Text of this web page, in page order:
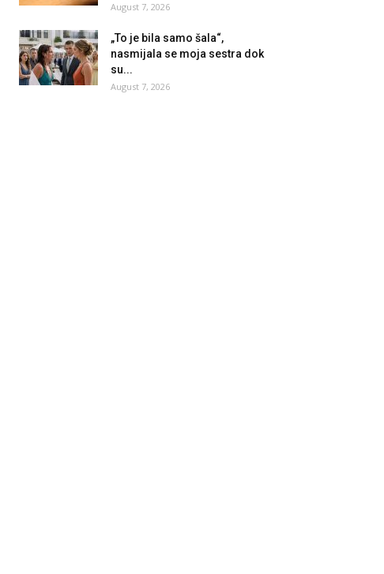
August 7, 2026
„To je bila samo šala“,
nasmijala se moja sestra dok
su...
August 7, 2026